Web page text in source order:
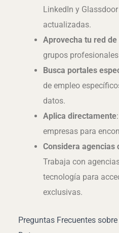
LinkedIn y
actualizadas.
Aprovecha tu red
grupos
Busca portales
de empleo
datos.
Aplica directamente
empresas para
Considera agencias
Trabaja con
tecnología para
exclusivas.
Preguntas Frecuentes